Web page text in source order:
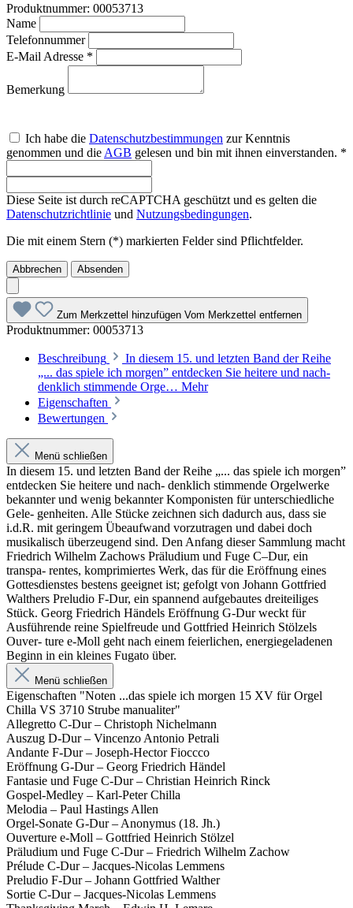
Produktnummer: 00053713
Name
Telefonnummer
E-Mail Adresse *
Bemerkung
Ich habe die Datenschutzbestimmungen zur Kenntnis
genommen und die AGB gelesen und bin mit ihnen einverstanden. *
Diese Seite ist durch reCAPTCHA geschützt und es gelten die
Datenschutzrichtlinie und Nutzungsbedingungen.
Die mit einem Stern (*) markierten Felder sind Pflichtfelder.
Abbrechen Absenden
Zum Merkzettel hinzufügen Vom Merkzettel entfernen
Produktnummer: 00053713
Beschreibung
In diesem 15. und letzten Band der Reihe
„... das spiele ich morgen” entdecken Sie heitere und nach-
denklich stimmende Orge… Mehr
Eigenschaften
Bewertungen
Menü schließen
In diesem 15. und letzten Band der Reihe „... das spiele ich morgen”
entdecken Sie heitere und nach- denklich stimmende Orgelwerke
bekannter und wenig bekannter Komponisten für unterschiedliche
Gele- genheiten. Alle Stücke zeichnen sich dadurch aus, dass sie
i.d.R. mit geringem Übeaufwand vorzutragen und dabei doch
musikalisch überzeugend sind. Den Anfang dieser Sammlung macht
Friedrich Wilhelm Zachows Präludium und Fuge C–Dur, ein
transpa- rentes, komprimiertes Werk, das für die Eröffnung eines
Gottesdienstes bestens geeignet ist; gefolgt von Johann Gottfried
Walthers Preludio F-Dur, ein spannend aufgebautes dreiteiliges
Stück. Georg Friedrich Händels Eröffnung G-Dur weckt für
Ausführende reine Spielfreude und Gottfried Heinrich Stölzels
Ouver- ture e-Moll geht nach einem feierlichen, energiegeladenen
Beginn in ein kleines Fugato über.
Menü schließen
Eigenschaften "Noten ...das spiele ich morgen 15 XV für Orgel
Chilla VS 3710 Strube manualiter"
Allegretto C-Dur – Christoph Nichelmann
Auszug D-Dur – Vincenzo Antonio Petrali
Andante F-Dur – Joseph-Hector Fioccco
Eröffnung G-Dur – Georg Friedrich Händel
Fantasie und Fuge C-Dur – Christian Heinrich Rinck
Gospel-Medley – Karl-Peter Chilla
Melodia – Paul Hastings Allen
Orgel-Sonate G-Dur – Anonymus (18. Jh.)
Ouverture e-Moll – Gottfried Heinrich Stölzel
Präludium und Fuge C-Dur – Friedrich Wilhelm Zachow
Prélude C-Dur – Jacques-Nicolas Lemmens
Preludio F-Dur – Johann Gottfried Walther
Sortie C-Dur – Jacques-Nicolas Lemmens